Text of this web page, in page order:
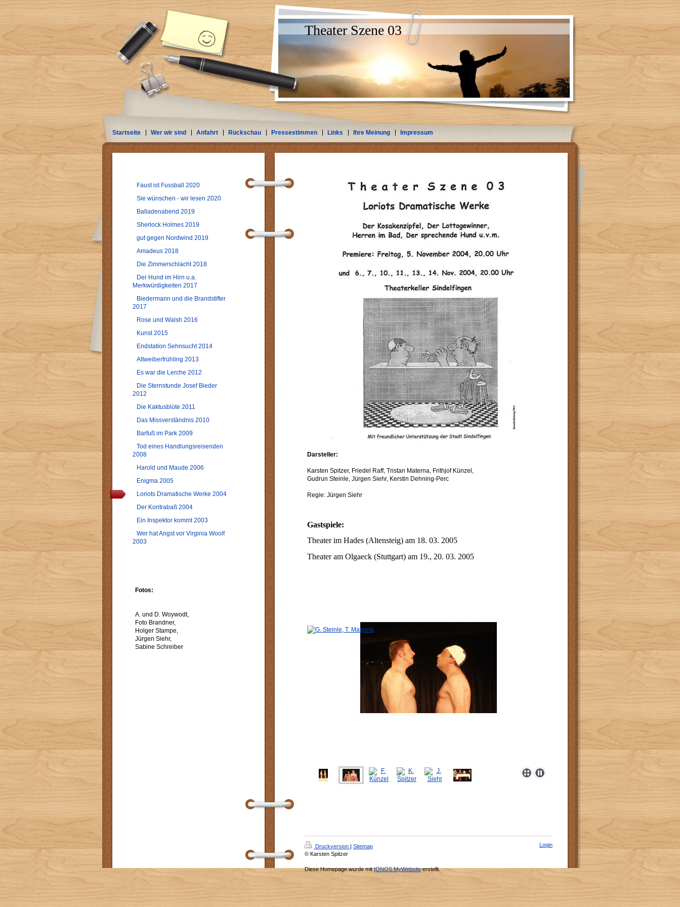
Theater Szene 03
Startseite Wer wir sind Anfahrt Rückschau Pressestimmen Links Ihre Meinung Impressum
Darsteller:
Karsten Spitzer, Friedel Raff, Tristan Materna, Frithjof Künzel,
Gudrun Steinle, Jürgen Siehr, Kerstin Dehning-Perc
Regie: Jürgen Siehr
Gastspiele:
Theater im Hades (Altensteig) am 18. 03. 2005
Theater am Olgaeck (Stuttgart) am 19., 20. 03. 2005
Faust ist Fussball 2020
Sie wünschen - wir lesen 2020
Balladenabend 2019
Sherlock Holmes 2019
gut gegen Nordwind 2019
Amadeus 2018
Die Zimmerschlacht 2018
Der Hund im Hirn u.a.
Merkwürdigkeiten 2017
Biedermann und die Brandstifter
2017
Rose und Walsh 2016
Kunst 2015
Endstation Sehnsucht 2014
Altweiberfrühling 2013
Es war die Lerche 2012
Die Sternstunde Josef Bieder
2012
Die Kaktusblüte 2011
Das Missverständnis 2010
Barfuß im Park 2009
Tod eines Handlungsreisenden
2008
Harold und Maude 2006
Enigma 2005
Loriots Dramatische Werke 2004
Der Kontrabaß 2004
Ein Inspektor kommt 2003
Wer hat Angst vor Virginia Woolf
2003
Fotos:
A. und D. Woywodt,
Foto Brandner,
Holger Stampe,
Jürgen Siehr,
Sabine Schreiber
Druckversion | Sitemap
© Karsten Spitzer
Diese Homepage wurde mitIONOS MyWebsiteerstellt.
Login